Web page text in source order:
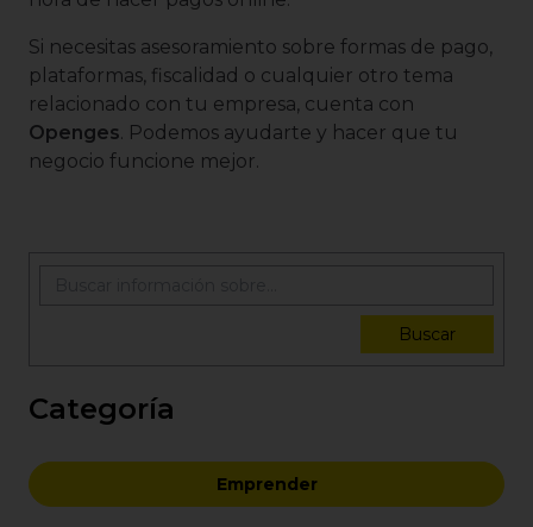
Si necesitas asesoramiento sobre formas de pago,
plataformas, fiscalidad o cualquier otro tema
relacionado con tu empresa, cuenta con
Openges. Podemos ayudarte y hacer que tu
negocio funcione mejor.
Buscar
Categoría
Emprender